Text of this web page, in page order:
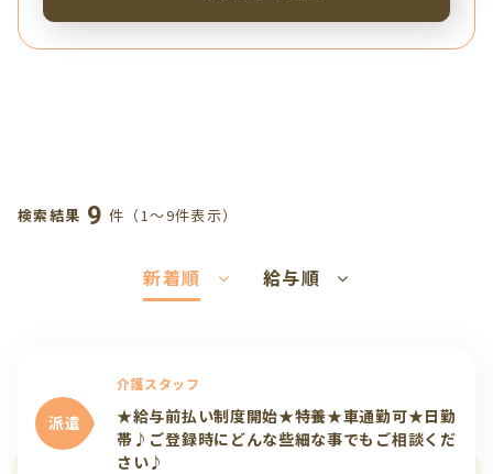
検索結果 9 件（1〜9件表示）
新着順 給与順
派遣
介護スタッフ
★給与前払い制度開始★特養★車通勤可★日勤
帯♪ご登録時にどんな些細な事でもご相談くだ
さい♪